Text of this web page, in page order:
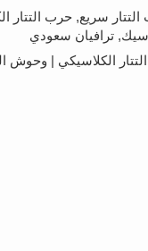
سريع, حرب التتار
ترافيان سعودي
الكلاسيكي | وحوش